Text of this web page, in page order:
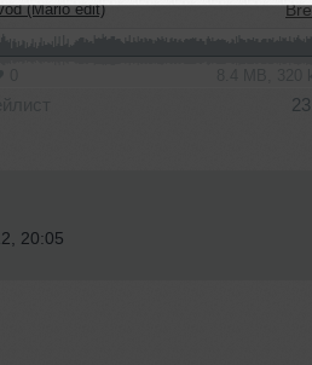
(Mario edit)
20:05